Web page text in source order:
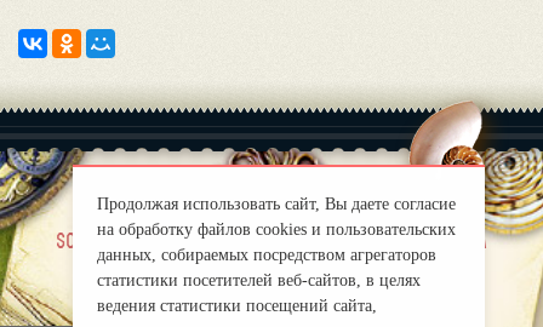
sobre nosotros |
Правила
mirprognoz@mail.ru
Продолжая использовать сайт, Вы даете согласие
на обработку файлов cookies и пользовательских
данных, собираемых посредством агрегаторов
статистики посетителей веб-сайтов, в целях
ведения статистики посещений сайта,